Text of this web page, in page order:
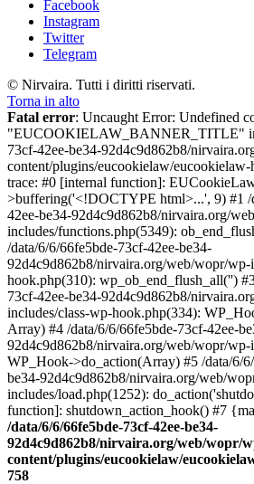
Facebook
Instagram
Twitter
Telegram
© Nirvaira. Tutti i diritti riservati.
Torna in alto
Fatal error: Uncaught Error: Undefined
"EUCOOKIELAW_BANNER_TITLE" in
73cf-42ee-be34-92d4c9d862b8/
content/plugins/eucookielaw/eucookielaw-
trace: #0 [internal function]:
>buffering('<!DOCTYPE html>...', 9) #1 /
42ee-be34-92d4c9d862b8/nirvaira.org/
includes/functions.php(5349):
/data/6/6/66fe5bde-73cf-42ee-be34-
92d4c9d862b8/nirvaira.org/web/wopr/wp-
hook.php(310): wp_ob_end_flush_all('')
73cf-42ee-be34-92d4c9d862b8/
includes/class-wp-hook.php(334):
Array) #4 /data/6/6/66fe5bde-73cf-42ee-
92d4c9d862b8/nirvaira.org/web/wopr/
WP_Hook->do_action(Array) #5 /data/6/
be34-92d4c9d862b8/nirvaira.org/web/
includes/load.php(1252):
function]: shutdown_action_hook() #7
/data/6/6/66fe5bde-73cf-42ee-be34-
92d4c9d862b8/nirvaira.org/web/wopr/
content/plugins/eucookielaw/
758